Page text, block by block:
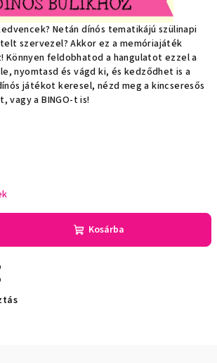
Netán dínós tematikájú szülinapi
szervezel? Akkor ez a memóriajáték
Könnyen feldobhatod a hangulatot ezzel a
nyomtasd és vágd ki, és kedződhet is a
játékot keresel, nézd meg a kincseresős
vagy a BINGO-t is!
Kosárba